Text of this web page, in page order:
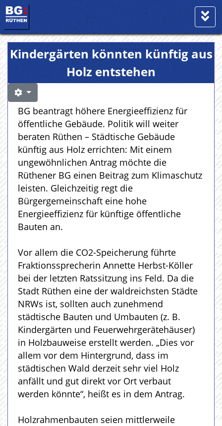
Kindergärten könnten künftig aus
Holz entstehen
BG beantragt höhere Energieeffizienz für
öffentliche Gebäude. Politik will weiter
beraten Rüthen – Städtische Gebäude
künftig aus Holz errichten: Mit einem
ungewöhnlichen Antrag möchte die
Rüthener BG einen Beitrag zum Klimaschutz
leisten. Gleichzeitig regt die
Bürgergemeinschaft eine hohe
Energieeffizienz für künftige öffentliche
Bauten an.
Vor allem die CO2-Speicherung führte
Fraktionssprecherin Annette Herbst-Köller
bei der letzten Ratssitzung ins Feld. Da die
Stadt Rüthen eine der waldreichsten Städte
NRWs ist, sollten auch zunehmend
städtische Bauten und Umbauten (z. B.
Kindergärten und Feuerwehrgerätehäuser)
in Holzbauweise erstellt werden. „Dies vor
allem vor dem Hintergrund, dass im
städtischen Wald derzeit sehr viel Holz
anfällt und gut direkt vor Ort verbaut
werden könnte“, heißt es in dem Antrag.
Holzrahmenbauten seien mittlerweile